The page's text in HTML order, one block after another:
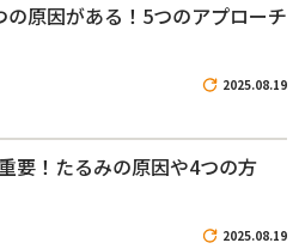
原因がある！5つのアプローチ
2025.08.19
要！たるみの原因や4つの方
2025.08.19